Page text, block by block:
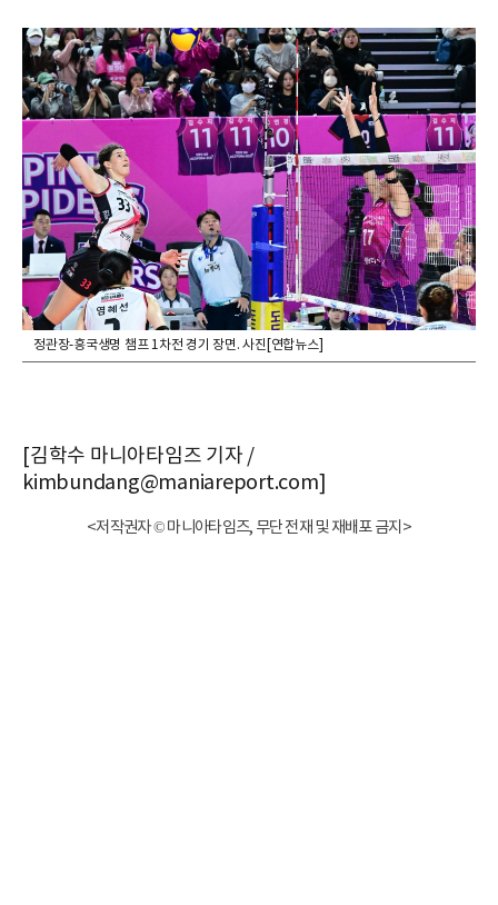
정관장-흥국생명 챔프 1차전 경기 장면. 사진[연합뉴스]
[김학수 마니아타임즈 기자 /
kimbundang@maniareport.com]
<저작권자 © 마니아타임즈, 무단 전재 및 재배포 금지>